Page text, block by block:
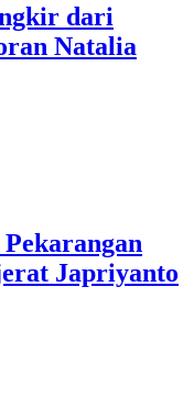
dari
Natalia
Japriyanto